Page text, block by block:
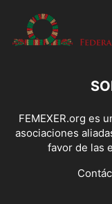
FEMEXER.org es
asociaciones
favor de las